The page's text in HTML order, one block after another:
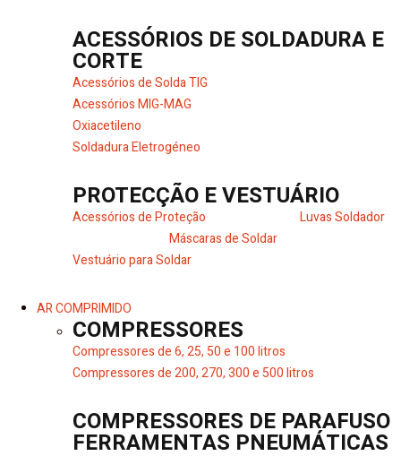
ACESSÓRIOS DE SOLDADURA E
CORTE
Acessórios de Solda TIG
Acessórios MIG-MAG
Oxiacetileno
Soldadura Eletrogéneo
PROTECÇÃO E VESTUÁRIO
Acessórios de Proteção
Luvas Soldador
Máscaras de Soldar
Vestuário para Soldar
AR COMPRIMIDO
COMPRESSORES
Compressores de 6, 25, 50 e 100 litros
Compressores de 200, 270, 300 e 500 litros
COMPRESSORES DE PARAFUSO
FERRAMENTAS PNEUMÁTICAS